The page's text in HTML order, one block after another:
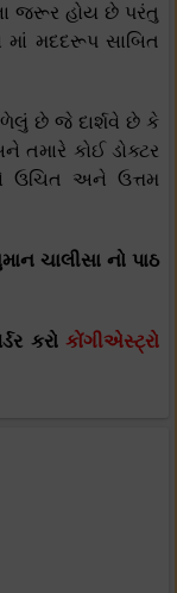
જરૂર હોય છે પરંતુ
માં મદદરૂપ સાબિત
છે જે દાર્શવે છે કે
કોઈ ડોક્ટર
ઉચિત અને ઉત્તમ
ચાલીસા નો પાઠ
કરો કોંગીએસ્ટ્રો